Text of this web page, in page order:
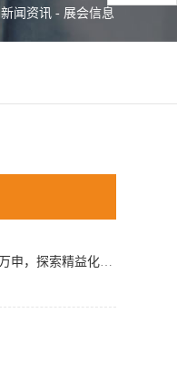
新闻资讯 - 展会信息
工行走进标杆企业宜春万申，探索精益化管理之道！